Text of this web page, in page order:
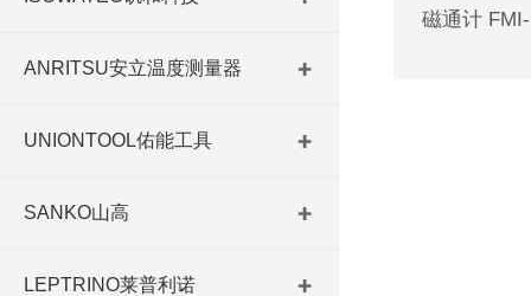
ANRITSU安立温度测量器
UNIONTOOL佑能工具
SANKO山高
LEPTRINO莱普利诺